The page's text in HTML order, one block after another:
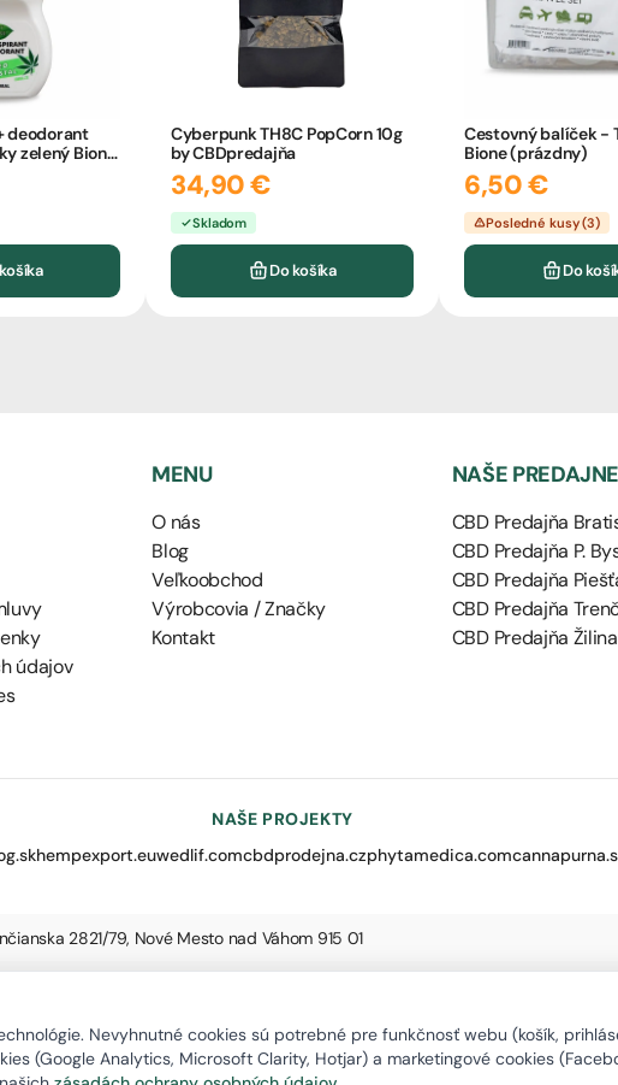
deodorant
zelený Bione
Cyberpunk TH8C PopCorn 10g
by CBDpredajňa
34,90 €
Skladom
Do košíka
Cestovný balíček -
Bione (prázdny)
6,50 €
Posledné kusy (3)
Do
údajov
MENU
O nás
Blog
Veľkoobchod
Výrobcovia / Značky
Kontakt
NAŠE PREDAJNE
CBD Predajňa
CBD Predajňa P.
CBD Predajňa
CBD Predajňa
CBD Predajňa Žilina
NAŠE PROJEKTY
hempexport.euwedlif.comcbdprodejna.czphytamedica.com
2821/79, Nové Mesto nad Váhom 915 01
Nevyhnutné cookies sú potrebné pre funkčnosť webu (košík,
(Google Analytics, Microsoft Clarity, Hotjar) a marketingové cookies